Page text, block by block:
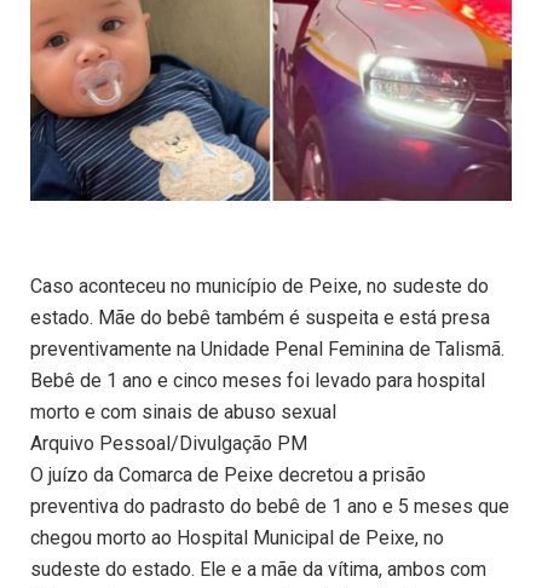
Caso aconteceu no município de Peixe, no sudeste do
estado. Mãe do bebê também é suspeita e está presa
preventivamente na Unidade Penal Feminina de Talismã.
Bebê de 1 ano e cinco meses foi levado para hospital
morto e com sinais de abuso sexual
Arquivo Pessoal/Divulgação PM
O juízo da Comarca de Peixe decretou a prisão
preventiva do padrasto do bebê de 1 ano e 5 meses que
chegou morto ao Hospital Municipal de Peixe, no
sudeste do estado. Ele e a mãe da vítima, ambos com